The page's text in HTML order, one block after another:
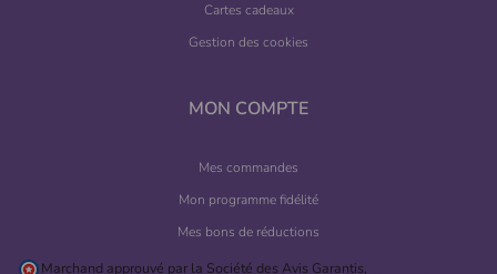
Cartes cadeaux
Gestion des cookies
MON COMPTE
Mes commandes
Mon programme fidélité
Mes bons de réductions
Marchand approuvé par la Société des Avis Garantis,